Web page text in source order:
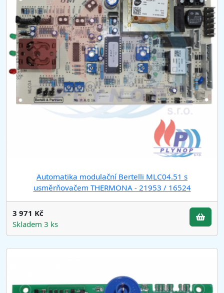
Automatika modulační Bertelli MLC04.51 s
usměrňovačem THERMONA - 21953 / 16524
3 971 Kč
Skladem 3 ks